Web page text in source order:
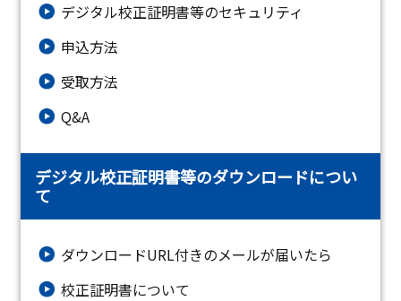
デジタル校正証明書等のセキュリティ
申込方法
受取方法
Q&A
デジタル校正証明書等のダウンロードについ
て
ダウンロードURL付きのメールが届いたら
校正証明書について